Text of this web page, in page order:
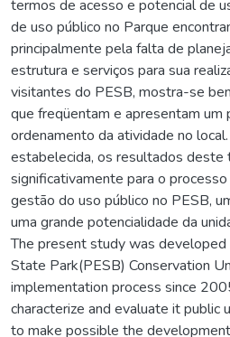
termos de acesso e potencial de
de uso público no Parque
principalmente pela falta de
estrutura e serviços para sua
visitantes do PESB, mostra-se
que freqüentam e apresentam um
ordenamento da atividade no
estabelecida, os resultados deste
significativamente para o
gestão do uso público no PESB,
uma grande potencialidade da
The present study was developed
State Park(PESB) Conservation
implementation process since
characterize and evaluate it public
to make possible the